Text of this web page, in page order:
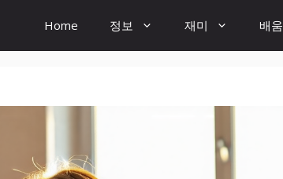
Home 정보 재미 배움